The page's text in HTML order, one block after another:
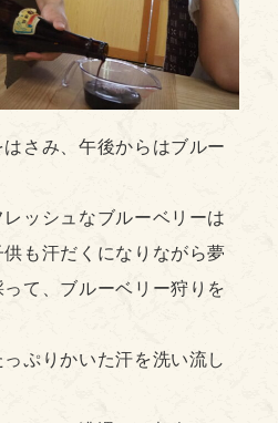
さみ、午後からはブルー
ッシュなブルーベリーは
も汗だくになりながら夢
て、ブルーベリー狩りを
ぷりかいた汗を洗い流し